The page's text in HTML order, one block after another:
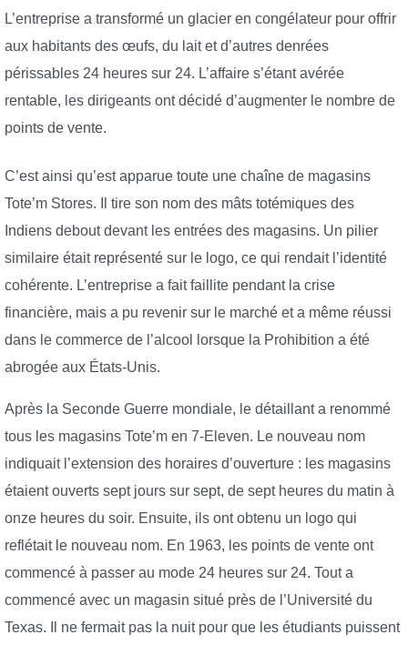
L’entreprise a transformé un glacier en congélateur pour offrir
aux habitants des œufs, du lait et d’autres denrées
périssables 24 heures sur 24. L’affaire s’étant avérée
rentable, les dirigeants ont décidé d’augmenter le nombre de
points de vente.
C’est ainsi qu’est apparue toute une chaîne de magasins
Tote’m Stores. Il tire son nom des mâts totémiques des
Indiens debout devant les entrées des magasins. Un pilier
similaire était représenté sur le logo, ce qui rendait l’identité
cohérente. L’entreprise a fait faillite pendant la crise
financière, mais a pu revenir sur le marché et a même réussi
dans le commerce de l’alcool lorsque la Prohibition a été
abrogée aux États-Unis.
Après la Seconde Guerre mondiale, le détaillant a renommé
tous les magasins Tote’m en 7-Eleven. Le nouveau nom
indiquait l’extension des horaires d’ouverture : les magasins
étaient ouverts sept jours sur sept, de sept heures du matin à
onze heures du soir. Ensuite, ils ont obtenu un logo qui
reflétait le nouveau nom. En 1963, les points de vente ont
commencé à passer au mode 24 heures sur 24. Tout a
commencé avec un magasin situé près de l’Université du
Texas. Il ne fermait pas la nuit pour que les étudiants puissent